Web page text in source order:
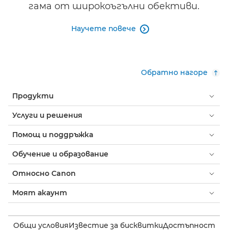
гама от широкоъгълни обективи.
Научете повече 
Обратно нагоре
Продукти
Услуги и решения
Помощ и поддръжка
Обучение и образование
Относно Canon
Моят акаунт
Общи условияИзвестие за бисквиткиДостъпност